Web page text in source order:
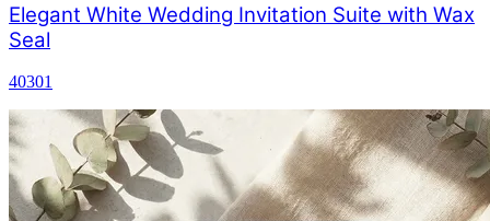
Elegant White Wedding Invitation Suite with Wax
Seal
40301